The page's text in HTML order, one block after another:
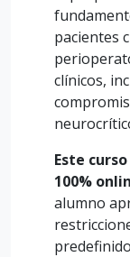
pacientes
clínicos,
Este
100%
alumno